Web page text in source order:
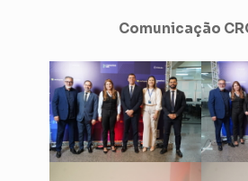
Comunicação